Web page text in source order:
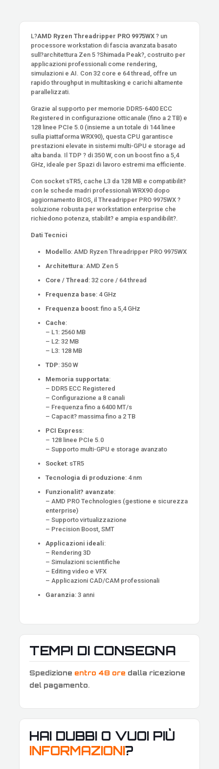
L?AMD Ryzen Threadripper PRO 9975WX ? un
processore workstation di fascia avanzata basato
sull?architettura Zen 5 ?Shimada Peak?, costruito per
applicazioni professionali come rendering,
simulazioni e AI. Con 32 core e 64 thread, offre un
rapido throughput in multitasking e carichi altamente
parallelizzati.
Grazie al supporto per memorie DDR5-6400 ECC
Registered in configurazione otticanale (fino a 2 TB) e
128 linee PCIe 5.0 (insieme a un totale di 144 linee
sulla piattaforma WRX90), questa CPU garantisce
prestazioni elevate in sistemi multi-GPU e storage ad
alta banda. Il TDP ? di 350 W, con un boost fino a 5,4
GHz, ideale per Spazi di lavoro estremi ma efficiente.
Con socket sTR5, cache L3 da 128 MB e compatibilit?
con le schede madri professionali WRX90 dopo
aggiornamento BIOS, il Threadripper PRO 9975WX ?
soluzione robusta per workstation enterprise che
richiedono potenza, stabilit? e ampia espandibilit?.
Dati Tecnici
Modello: AMD Ryzen Threadripper PRO 9975WX
Architettura: AMD Zen 5
Core / Thread: 32 core / 64 thread
Frequenza base: 4 GHz
Frequenza boost: fino a 5,4 GHz
Cache:
– L1: 2560 MB
– L2: 32 MB
– L3: 128 MB
TDP: 350 W
Memoria supportata:
– DDR5 ECC Registered
– Configurazione a 8 canali
– Frequenza fino a 6400 MT/s
– Capacit? massima fino a 2 TB
PCI Express:
– 128 linee PCIe 5.0
– Supporto multi-GPU e storage avanzato
Socket: sTR5
Tecnologia di produzione: 4 nm
Funzionalit? avanzate:
– AMD PRO Technologies (gestione e sicurezza
enterprise)
– Supporto virtualizzazione
– Precision Boost, SMT
Applicazioni ideali:
– Rendering 3D
– Simulazioni scientifiche
– Editing video e VFX
– Applicazioni CAD/CAM professionali
Garanzia: 3 anni
TEMPI DI CONSEGNA
Spedizione entro 48 ore dalla ricezione
del pagamento.
HAI DUBBI O VUOI PIÙ
INFORMAZIONI?